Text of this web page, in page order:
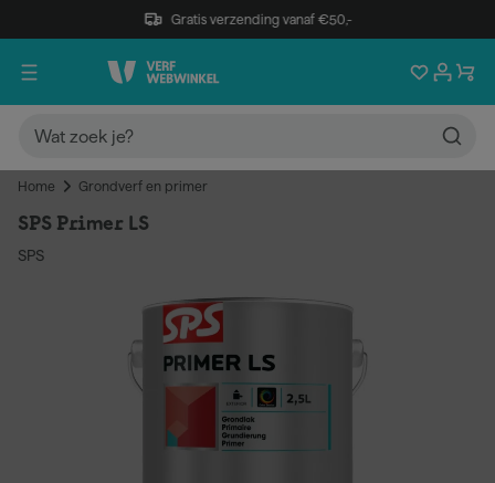
Gratis verzending vanaf €50,-
Home Grondverf en primer
SPS Primer LS
SPS